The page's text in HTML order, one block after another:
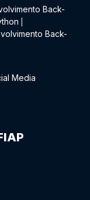
Back-
Back-
Media